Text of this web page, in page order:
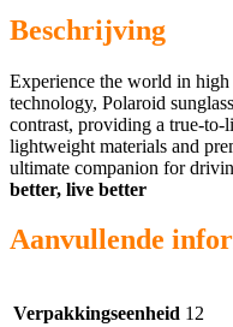
Beschrijving
Experience the world in
technology, Polaroid
contrast, providing a true-
lightweight materials and
ultimate companion for
better, live better
Aanvullende
Verpakkingseenheid 12